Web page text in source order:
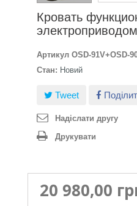
Кровать
Артикул OSD-91V+OSD-
Стан: Новий
Tweet
Надіслати другу
Друкувати
20 980,00